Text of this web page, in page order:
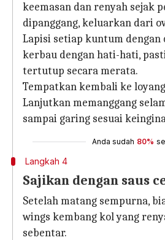
keemasan dan renyah sejak
dipanggang, keluarkan dari
Lapisi setiap kuntum dengan
kerbau dengan hati-hati,
tertutup secara merata.
Tempatkan kembali ke
Lanjutkan memanggang
sampai garing sesuai
Anda sudah 80%
Langkah 4
Sajikan dengan saus
Setelah matang sempurna,
wings kembang kol yang
sebentar.